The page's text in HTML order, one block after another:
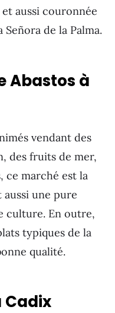
aussi couronnée
de la Palma.
Abastos à
vendant des
des fruits de mer,
ce marché est la
aussi une pure
culture. En outre,
typiques de la
qualité.
Cadix